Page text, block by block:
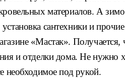
материалов. А
сантехники и
«Мастак».
и отделки дома. Не нужно
необходимое под рукой.